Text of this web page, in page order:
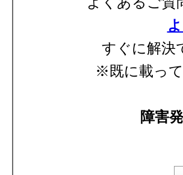
すぐに解決
※既に載っ
障害